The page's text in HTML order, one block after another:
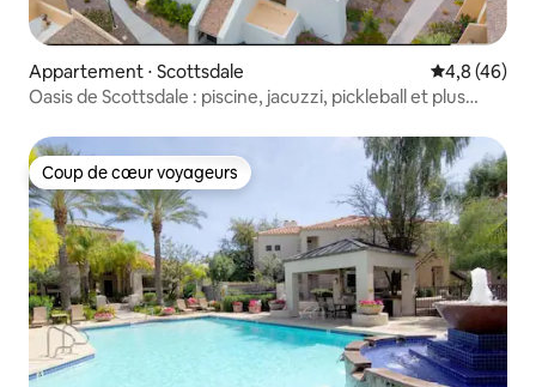
Appartement ⋅ Scottsdale Évaluation
4,8 (46)
Oasis de Scottsdale : piscine, jacuzzi, pickleball et plus
Coup de cœur voyageurs
Coup de cœur voyageurs